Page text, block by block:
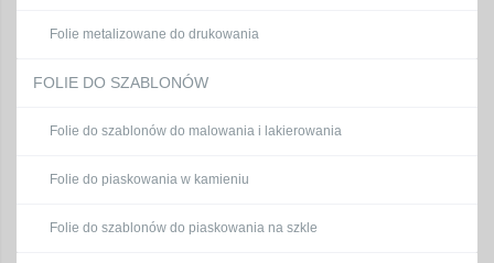
Folie metalizowane do drukowania
FOLIE DO SZABLONÓW
Folie do szablonów do malowania i lakierowania
Folie do piaskowania w kamieniu
Folie do szablonów do piaskowania na szkle